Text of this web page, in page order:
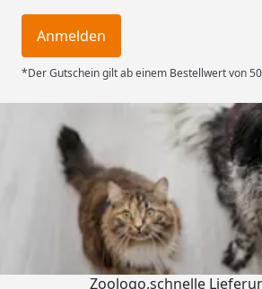
Anmelden
*Der Gutschein gilt ab einem Bestellwert von
Trusted Shops
4,73/ 5
„Gute Erfahrung mit
Zoologo,schnelle